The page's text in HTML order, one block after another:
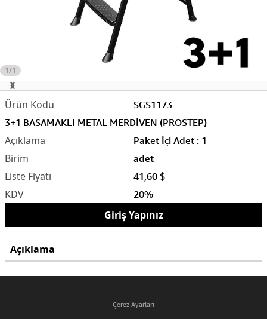
1/1
SGS1173
3+1 BASAMAKLI METAL MERDİVEN (PROSTEP)
Paket İçi Adet : 1
adet
41,60 $
20%
Giriş Yapınız
Açıklama
Çerez Ayarları